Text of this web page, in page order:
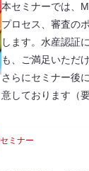
本セミナーでは、
プロセス、審査の
します。水産認証
も、ご満足いただ
さらにセミナー後
意しております（
セミナー